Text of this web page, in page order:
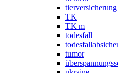
tierversicherung
TK
TK m
todesfall
tumor